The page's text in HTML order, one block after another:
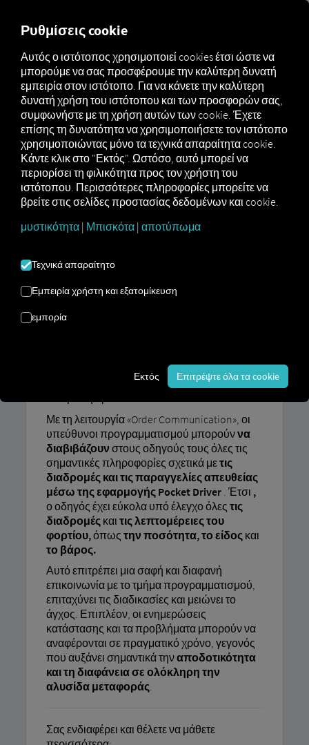
Marketplace Order Communication
ΕΠΙΚΟΙΝΩΝΊΑ
ΠΑΡΑΓΓΕΛΙΏΝ
Ψηφιακή επικοινωνία με τους
οδηγούς – αποτελεσματική,
συχνά σε παρεξηγήσεις και
αναποτελεσματικές διαδικασίες στον τομέα
Με τη λειτουργία «Order Communication», οι
υπεύθυνοι προγραμματισμού μπορούννα
διαβιβάζουν στους οδηγούς τους όλες τις
σημαντικές πληροφορίες σχετικά μετις
διαδρομές και τις παραγγελίες απευθείας
μέσω της εφαρμογής Pocket Driver . Έτσι ,
ο οδηγός έχει εύκολα υπό έλεγχο όλες τις
διαδρομές και τις λεπτομέρειες του
φορτίου,όπως την ποσότητα, το είδος και
το βάρος.
Αυτό επιτρέπει μια σαφή και διαφανή
επικοινωνία με το τμήμα προγραμματισμού,
επιταχύνει τις διαδικασίες και μειώνει το
άγχος. Επιπλέον, οι ενημερώσεις
κατάστασης και τα προβλήματα μπορούν να
αναφέρονται σε πραγματικό χρόνο, γεγονός
που αυξάνει σημαντικά τηναποδοτικότητα
και τη διαφάνεια σε ολόκληρη την
αλυσίδα μεταφοράς.
Σας ενδιαφέρει και θέλετε να μάθετε
Ρυθμίσεις cookie
Αυτός ο ιστότοπος χρησιμοποιεί cookies έτσι ώστε να
μπορούμε να σας προσφέρουμε την καλύτερη δυνατή
εμπειρία στον ιστότοπο. Για να κάνετε την καλύτερη
δυνατή χρήση του ιστότοπου και των προσφορών σας,
συμφωνήστε με τη χρήση αυτών των cookie. Έχετε
επίσης τη δυνατότητα να χρησιμοποιήσετε τον ιστότοπο
χρησιμοποιώντας μόνο τα τεχνικά απαραίτητα cookie.
Κάντε κλικ στο "Εκτός". Ωστόσο, αυτό μπορεί να
περιορίσει τη φιλικότητα προς τον χρήστη του
ιστότοπου. Περισσότερες πληροφορίες μπορείτε να
βρείτε στις σελίδες προστασίας δεδομένων και cookie.
μυστικότητα | Μπισκότα | αποτύπωμα
Τεχνικά απαραίτητο
Εμπειρία χρήστη και εξατομίκευση
εμπορία
Εκτός Επιτρέψτε όλα τα cookie